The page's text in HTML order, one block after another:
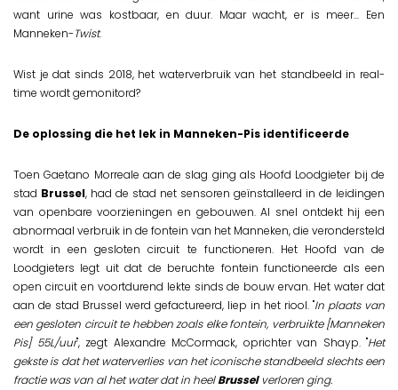
want urine was kostbaar, en duur. Maar wacht, er is meer... Een
Manneken-Twist.
Wist je dat sinds 2018, het waterverbruik van het standbeeld in real-
time wordt gemonitord?
De oplossing die het lek in Manneken-Pis identificeerde
Toen Gaetano Morreale aan de slag ging als Hoofd Loodgieter bij de
stad Brussel, had de stad net sensoren geïnstalleerd in de leidingen
van openbare voorzieningen en gebouwen. Al snel ontdekt hij een
abnormaal verbruik in de fontein van het Manneken, die verondersteld
wordt in een gesloten circuit te functioneren. Het Hoofd van de
Loodgieters legt uit dat de beruchte fontein functioneerde als een
open circuit en voortdurend lekte sinds de bouw ervan. Het water dat
aan de stad Brussel werd gefactureerd, liep in het riool. "In plaats van
een gesloten circuit te hebben zoals elke fontein, verbruikte [Manneken
Pis] 55L/uur", zegt Alexandre McCormack, oprichter van Shayp. "Het
gekste is dat het waterverlies van het iconische standbeeld slechts een
fractie was van al het water dat in heelBrusselverloren ging.